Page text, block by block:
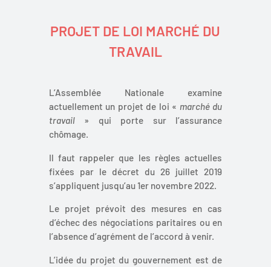
PROJET DE LOI MARCHÉ DU
TRAVAIL
L’Assemblée Nationale examine
actuellement un projet de loi « marché du
travail» qui porte sur l’assurance
chômage.
Il faut rappeler que les règles actuelles
fixées par le décret du 26 juillet 2019
s’appliquent jusqu’au 1er novembre 2022.
Le projet prévoit des mesures en cas
d’échec des négociations paritaires ou en
l’absence d’agrément de l’accord à venir.
L’idée du projet du gouvernement est de